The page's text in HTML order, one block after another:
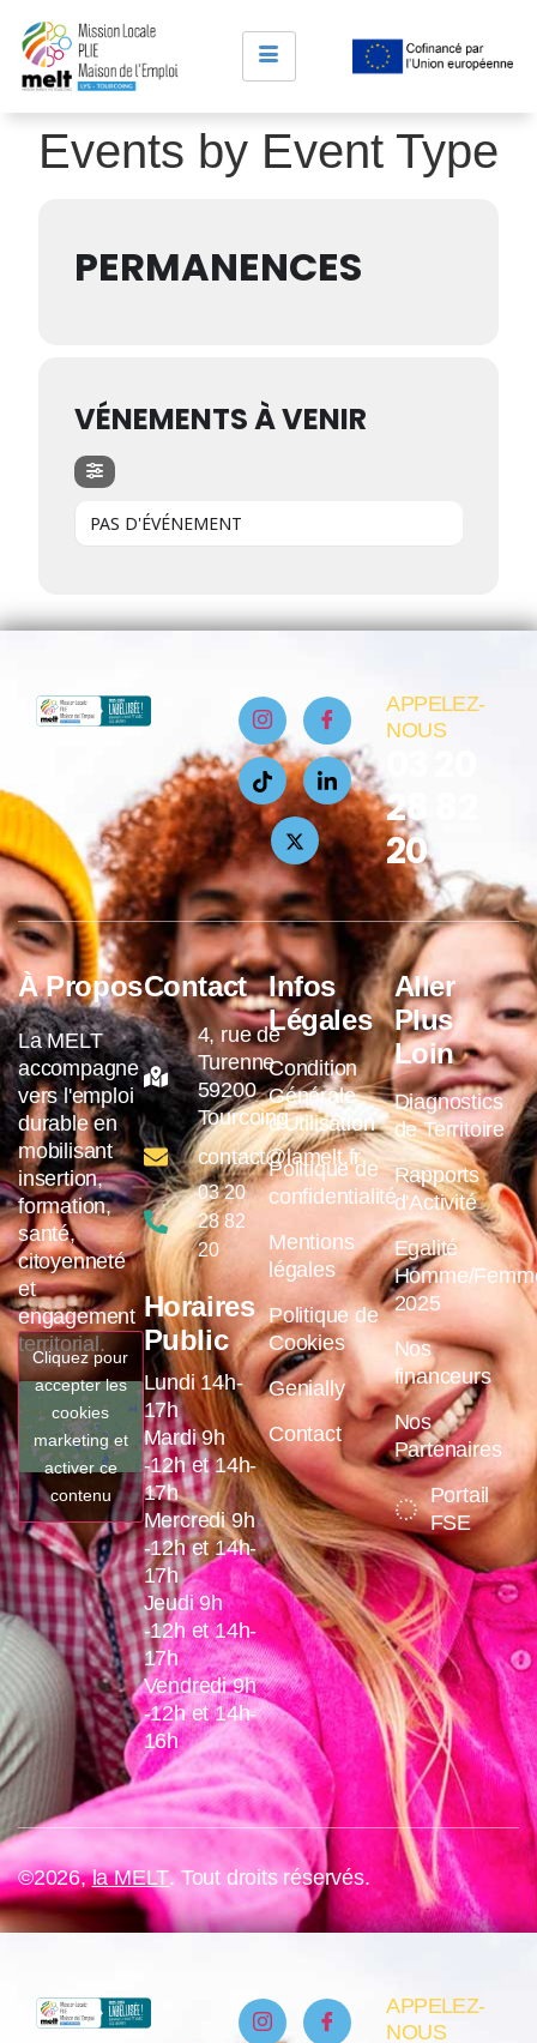
Events by Event Type
PERMANENCES
VÉNEMENTS À VENIR
PAS D'ÉVÉNEMENT
APPELEZ-
NOUS
28 82
20
À Propos
La MELT
accompagne
vers l'emploi
durable en
mobilisant
insertion,
formation,
santé,
citoyenneté
et
engagement
territorial.
Cliquez pour
accepter les
cookies
marketing et
activer ce
contenu
Contact
4, rue de
Turenne
59200
Tourcoing
contact@lamelt.fr
03 20
28 82
20
Horaires
Public
Lundi 14h-
17h
Mardi 9h
-12h et 14h-
17h
Mercredi 9h
-12h et 14h-
17h
Jeudi 9h
-12h et 14h-
17h
Vendredi 9h
-12h et 14h-
16h
Infos
Légales
Condition
Générale
d'Utilisation
Politique de
confidentialité
Mentions
légales
Politique de
Cookies
Genially
Contact
Aller
Plus
Loin
Diagnostics
de Territoire
Rapports
d'Activité
Egalité
Homme/
2025
Nos
financeurs
Nos
Partenaires
Portail
FSE
©2026,la MELT. Tout droits réservés.
APPELEZ-
NOUS